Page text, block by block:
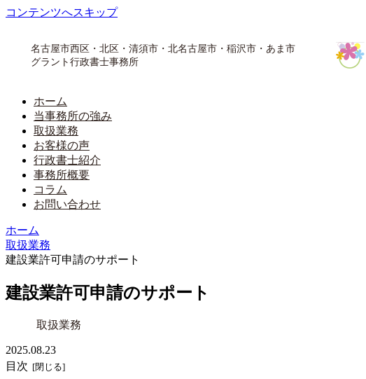
コンテンツへスキップ
名古屋市西区・北区・清須市・北名古屋市・稲沢市・あま市
グラント行政書士事務所
ホーム
当事務所の強み
取扱業務
お客様の声
行政書士紹介
事務所概要
コラム
お問い合わせ
ホーム
取扱業務
建設業許可申請のサポート
建設業許可申請のサポート
取扱業務
2025.08.23
目次